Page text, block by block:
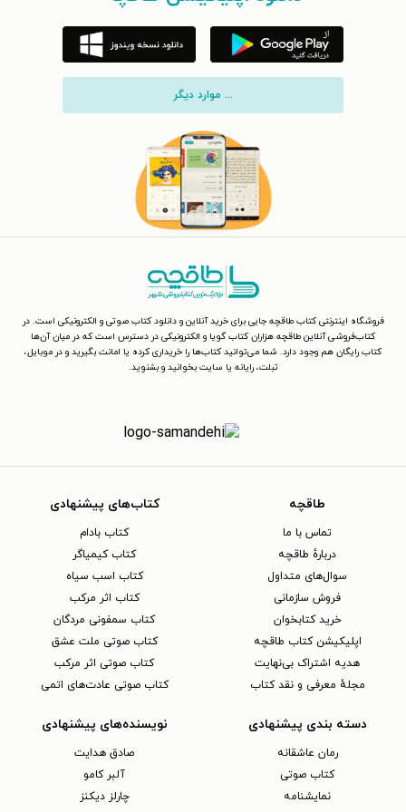
... موارد دیگر
فروشگاه اینترنتی کتاب طاقچه جایی برای خرید آنلاین و دانلود کتاب صوتی و الکترونیکی است. در
کتاب‌فروشی آنلاین طاقچه هزاران کتاب گویا و الکترونیکی در دسترس است که در میان آن‌ها
کتاب رایگان هم وجود دارد. شما می‌توانید کتاب‌ها را خریداری کرده یا امانت بگیرید و در موبایل،
تبلت، رایانه یا سایت بخوانید و بشنوید.
طاقچه
تماس با ما
دربارهٔ طاقچه
سوال‌های متداول
فروش سازمانی
خرید کتابخوان
اپلیکیشن کتاب طاقچه
هدیه اشتراک بی‌نهایت
مجلهٔ معرفی و نقد کتاب
کتاب‌های پیشنهادی
کتاب بادام
کتاب کیمیاگر
کتاب اسب سیاه
کتاب اثر مرکب
کتاب سمفونی مردگان
کتاب صوتی ملت عشق
کتاب صوتی اثر مرکب
کتاب صوتی عادت‌های اتمی
دسته بندی پیشنهادی
رمان عاشقانه
کتاب‌ صوتی
نمایشنامه
نویسنده‌های پیشنهادی
صادق هدایت
آلبر کامو
چارلز دیکنز